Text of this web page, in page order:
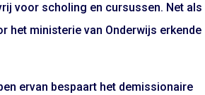
voor scholing en cursussen. Net als
het ministerie van Onderwijs erkende
ervan bespaart het demissionaire